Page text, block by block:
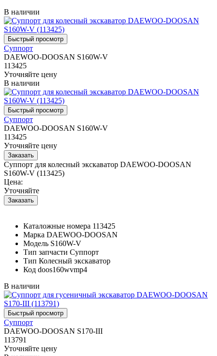
В наличии
Суппорт
DAEWOO-DOOSAN S160W-V
113425
Уточняйте цену
В наличии
Суппорт
DAEWOO-DOOSAN S160W-V
113425
Уточняйте цену
Суппорт для колесный экскаватор DAEWOO-DOOSAN
S160W-V (113425)
Цена:
Уточняйте
Каталожные номера 113425
Марка DAEWOO-DOOSAN
Модель S160W-V
Тип запчасти Суппорт
Тип Колесный экскаватор
Код doos160wvmp4
В наличии
Суппорт
DAEWOO-DOOSAN S170-III
113791
Уточняйте цену